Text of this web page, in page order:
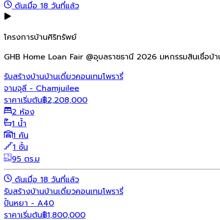
ดันเมื่อ 18 วันที่แล้ว
โครงการบ้านศิริทรัพย์
GHB Home Loan Fair @อุบลราชธานี 2026 มหกรรมสินเชื่อบ้
รับสร้างบ้านบ้านเดี่ยวคอนเทมโพรารี่
จามจุลี - Chamjuilee
ราคาเริ่มต้น฿2,208,000
2 ห้อง
1 น้ำ
1 คัน
1 ชั้น
95 ตร.ม
ดันเมื่อ 18 วันที่แล้ว
รับสร้างบ้านบ้านเดี่ยวคอนเทมโพรารี่
ปั้นหยา - A40
ราคาเริ่มต้น฿1,800,000